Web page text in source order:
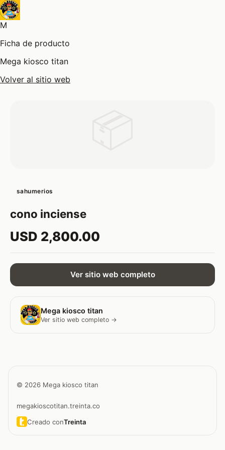
M
Ficha de producto
Mega kiosco titan
Volver al sitio web
sahumerios
cono inciense
USD 2,800.00
Ver sitio web completo
Mega kiosco titan
Ver sitio web completo →
© 2026 Mega kiosco titan
megakioscotitan.treinta.co
Creado conTreinta